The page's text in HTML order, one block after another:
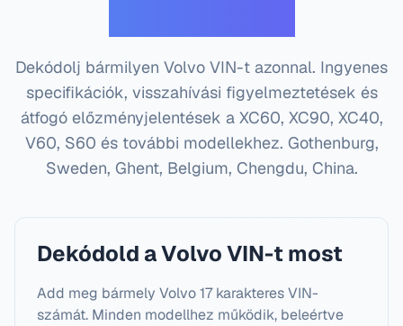
Dekódolj bármilyen Volvo VIN-t azonnal. Ingyenes
specifikációk, visszahívási figyelmeztetések és
átfogó előzményjelentések a XC60, XC90, XC40,
V60, S60 és további modellekhez. Gothenburg,
Sweden, Ghent, Belgium, Chengdu, China.
Dekódold a Volvo VIN-t most
Add meg bármely Volvo 17 karakteres VIN-
számát. Minden modellhez működik, beleértve